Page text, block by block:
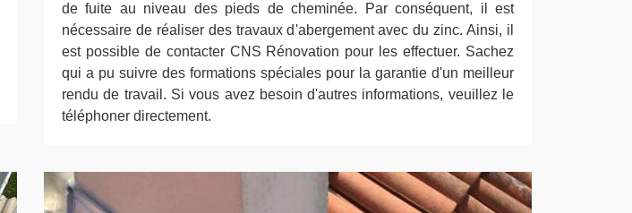
de fuite au niveau des pieds de cheminée. Par conséquent, il est
nécessaire de réaliser des travaux d'abergement avec du zinc. Ainsi, il
est possible de contacter CNS Rénovation pour les effectuer. Sachez
qui a pu suivre des formations spéciales pour la garantie d'un meilleur
rendu de travail. Si vous avez besoin d'autres informations, veuillez le
téléphoner directement.